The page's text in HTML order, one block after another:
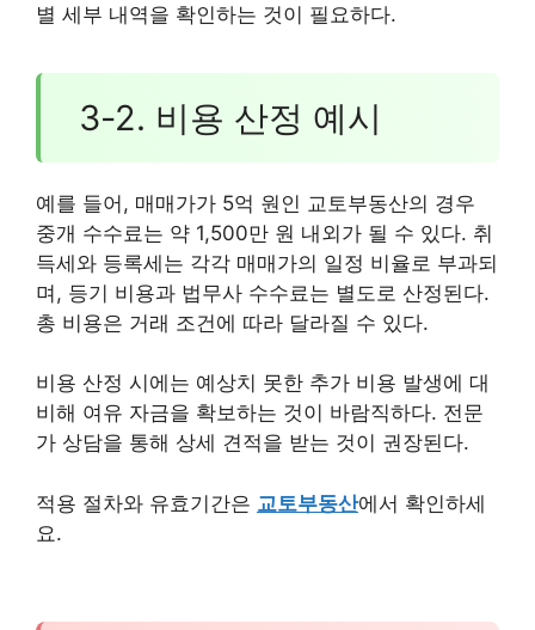
별 세부 내역을 확인하는 것이 필요하다.
3-2. 비용 산정 예시
예를 들어, 매매가가 5억 원인 교토부동산의 경우
중개 수수료는 약 1,500만 원 내외가 될 수 있다. 취
득세와 등록세는 각각 매매가의 일정 비율로 부과되
며, 등기 비용과 법무사 수수료는 별도로 산정된다.
총 비용은 거래 조건에 따라 달라질 수 있다.
비용 산정 시에는 예상치 못한 추가 비용 발생에 대
비해 여유 자금을 확보하는 것이 바람직하다. 전문
가 상담을 통해 상세 견적을 받는 것이 권장된다.
적용 절차와 유효기간은 교토부동산에서 확인하세
요.